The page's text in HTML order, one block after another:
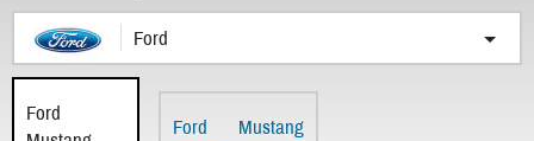
Ford
Ford
Ford Mustang